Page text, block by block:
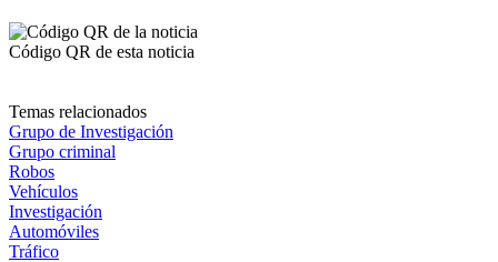
Código QR de esta noticia
Temas relacionados
Grupo de Investigación
Grupo criminal
Robos
Vehículos
Investigación
Automóviles
Tráfico